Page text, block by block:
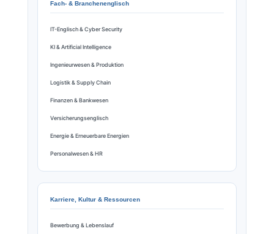
Fach- & Branchenenglisch
IT-Englisch & Cyber Security
KI & Artificial Intelligence
Ingenieurwesen & Produktion
Logistik & Supply Chain
Finanzen & Bankwesen
Versicherungsenglisch
Energie & Erneuerbare Energien
Personalwesen & HR
Karriere, Kultur & Ressourcen
Bewerbung & Lebenslauf